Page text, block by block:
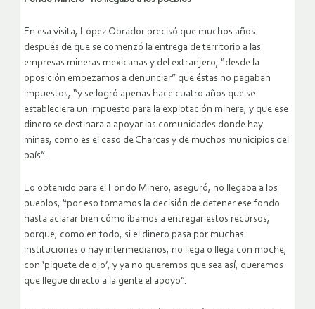
En esa visita, López Obrador precisó que muchos años
después de que se comenzó la entrega de territorio a las
empresas mineras mexicanas y del extranjero, “desde la
oposición empezamos a denunciar” que éstas no pagaban
impuestos, “y se logró apenas hace cuatro años que se
estableciera un impuesto para la explotación minera, y que ese
dinero se destinara a apoyar las comunidades donde hay
minas, como es el caso de Charcas y de muchos municipios del
país”.
Lo obtenido para el Fondo Minero, aseguró, no llegaba a los
pueblos, “por eso tomamos la decisión de detener ese fondo
hasta aclarar bien cómo íbamos a entregar estos recursos,
porque, como en todo, si el dinero pasa por muchas
instituciones o hay intermediarios, no llega o llega con moche,
con ‘piquete de ojo’, y ya no queremos que sea así, queremos
que llegue directo a la gente el apoyo”.